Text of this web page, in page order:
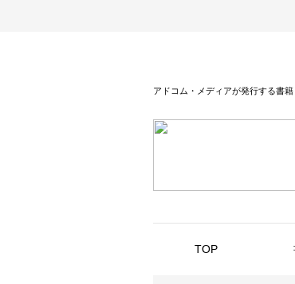
アドコム・メディアが発行する書
TOP